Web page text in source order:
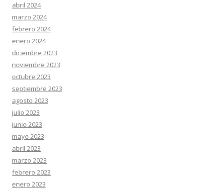
abril 2024
marzo 2024
febrero 2024
enero 2024
diciembre 2023
noviembre 2023
octubre 2023
septiembre 2023
agosto 2023
julio 2023
junio 2023
mayo 2023
abril 2023
marzo 2023
febrero 2023
enero 2023